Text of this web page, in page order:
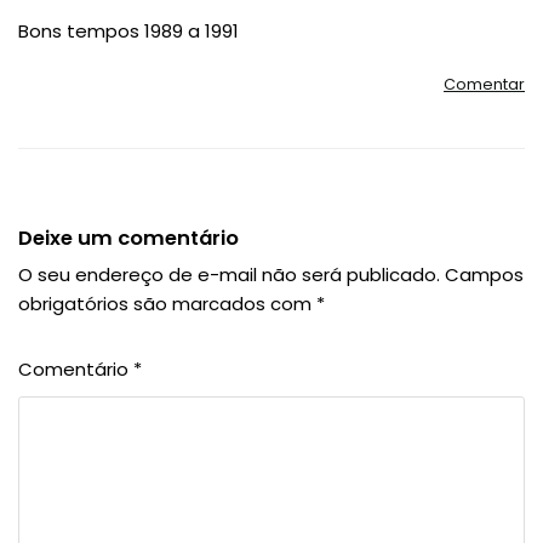
Bons tempos 1989 a 1991
Comentar
Deixe um comentário
O seu endereço de e-mail não será publicado. Campos
obrigatórios são marcados com *
Comentário *